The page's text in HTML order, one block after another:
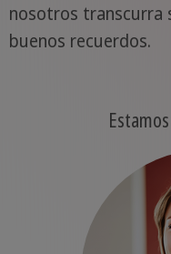
nosotros transcurra
buenos recuerdos.